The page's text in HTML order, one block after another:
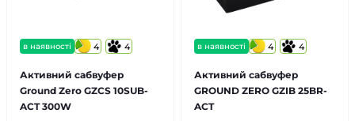
в наявності 4 4
Активний сабвуфер
Ground Zero GZCS 10SUB-
ACT 300W
в наявності 4 4
Активний сабвуфер
GROUND ZERO GZIB 25BR-
ACT